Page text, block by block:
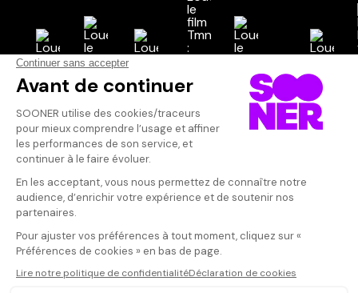
Vos avis
Donnez votre avis
Votre note
Votre commentaire
Il faut vous connecter pour
publier un avis